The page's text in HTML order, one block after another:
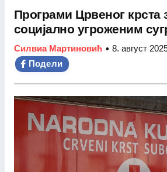
Програми Црвеног крста
социјално угроженим
Силвиа Мартиновић • 8. август
Подели